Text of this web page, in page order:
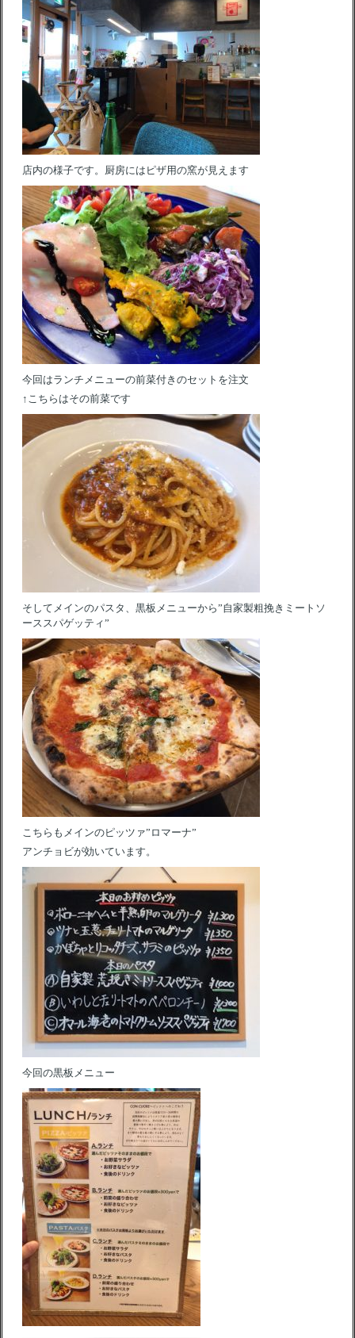
店内の様子です。厨房にはピザ用の窯が見えます
今回はランチメニューの前菜付きのセットを注文
↑こちらはその前菜です
そしてメインのパスタ、黒板メニューから”自家製粗挽きミートソ
ーススパゲッティ”
こちらもメインのピッツァ”ロマーナ”
アンチョビが効いています。
今回の黒板メニュー